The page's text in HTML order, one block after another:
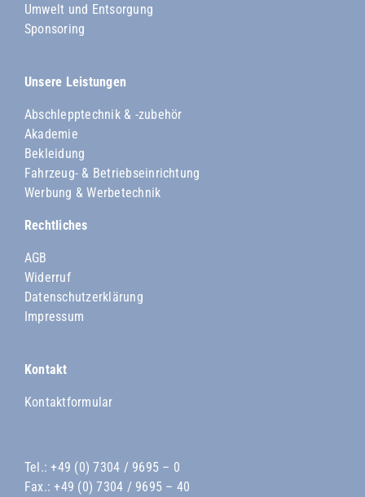
Umwelt und Entsorgung
Sponsoring
Unsere Leistungen
Abschlepptechnik & -zubehör
Akademie
Bekleidung
Fahrzeug- & Betriebseinrichtung
Werbung & Werbetechnik
Rechtliches
AGB
Widerruf
Datenschutzerklärung
Impressum
Kontakt
Kontaktformular
Tel.:+49 (0) 7304 / 9695 – 0
Fax.: +49 (0) 7304 / 9695 – 40